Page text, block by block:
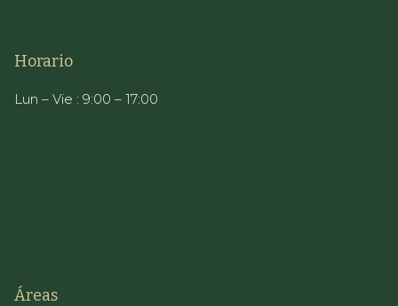
Horario
Lun – Vie : 9:00 – 17:00
Áreas